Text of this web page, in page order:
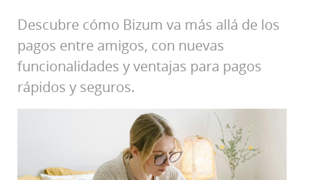
Descubre cómo Bizum va más allá de los
pagos entre amigos, con nuevas
funcionalidades y ventajas para pagos
rápidos y seguros.